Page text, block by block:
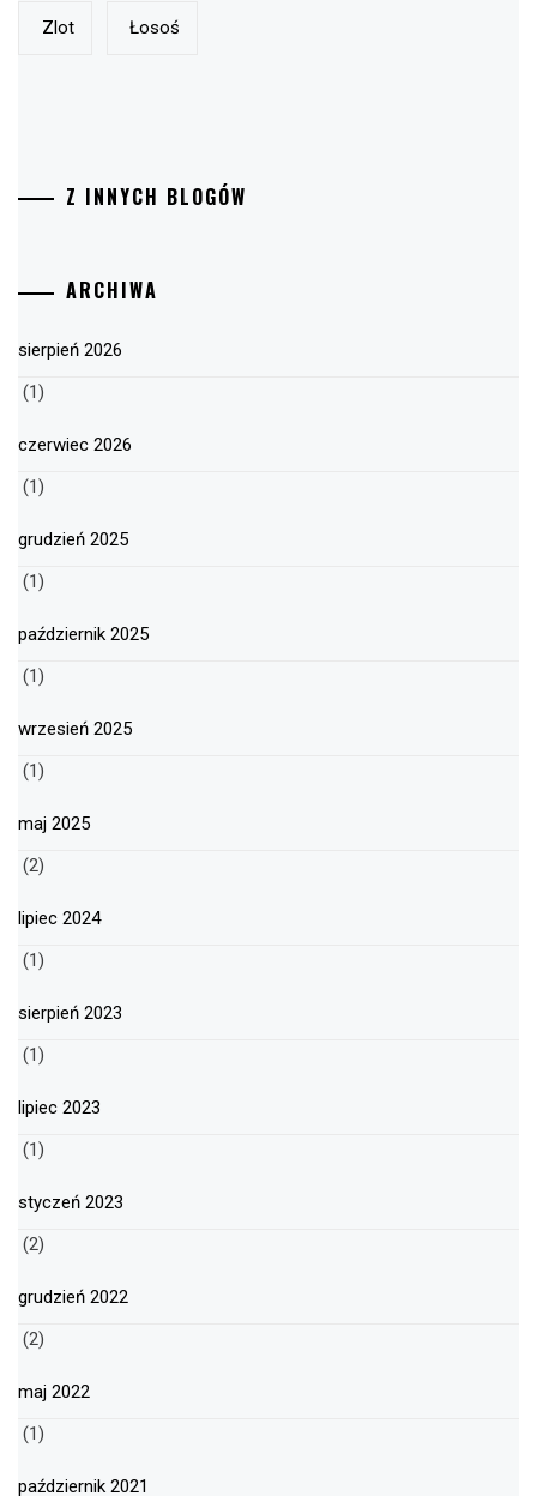
Zlot Łosoś
Z INNYCH BLOGÓW
ARCHIWA
sierpień 2026
(1)
czerwiec 2026
(1)
grudzień 2025
(1)
październik 2025
(1)
wrzesień 2025
(1)
maj 2025
(2)
lipiec 2024
(1)
sierpień 2023
(1)
lipiec 2023
(1)
styczeń 2023
(2)
grudzień 2022
(2)
maj 2022
(1)
październik 2021